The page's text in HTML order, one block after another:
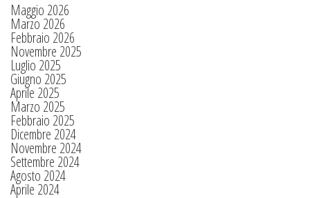
Maggio 2026
Marzo 2026
Febbraio 2026
Novembre 2025
Luglio 2025
Giugno 2025
Aprile 2025
Marzo 2025
Febbraio 2025
Dicembre 2024
Novembre 2024
Settembre 2024
Agosto 2024
Aprile 2024